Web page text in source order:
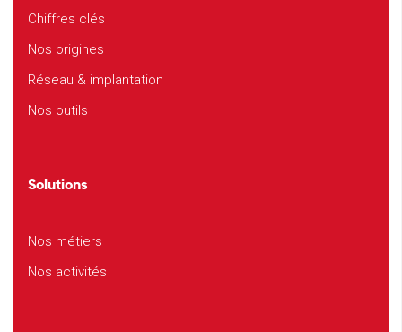
Chiffres clés
Nos origines
Réseau & implantation
Nos outils
Solutions
Nos métiers
Nos activités